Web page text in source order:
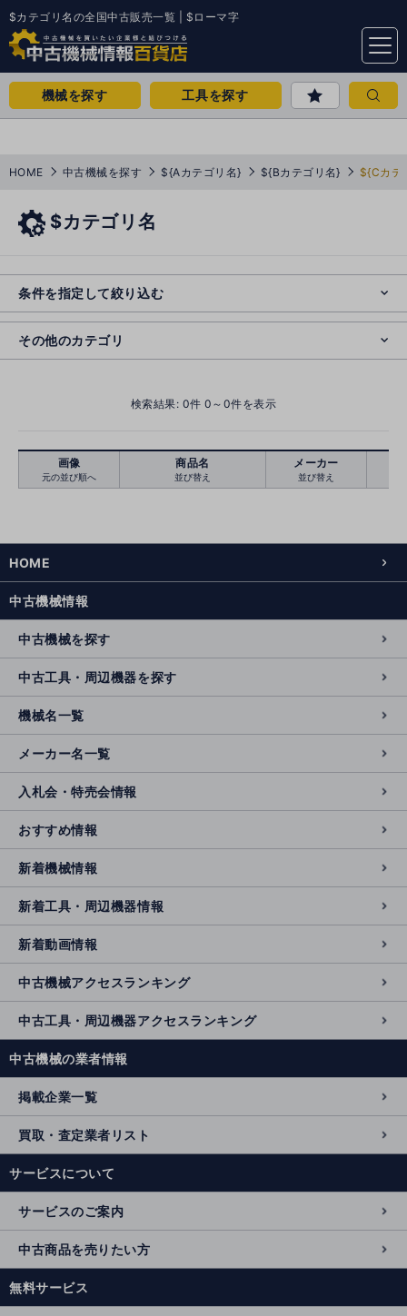
$カテゴリ名の全国中古販売一覧 | $ローマ字
menu
機械を探す 工具を探す
HOME 中古機械を探す ${Aカテゴリ名} ${Bカテゴリ名} ${Cカテ
$カテゴリ名
条件を指定して絞り込む
絞り込む クリア
その他のカテゴリ
o
s
e
検索結果: 0件 0～0件を表示
画像
元の並び順へ
商品名
並び替え
メーカー
並び替え
HOME
中古機械情報
中古機械を探す
中古工具・周辺機器を探す
機械名一覧
メーカー名一覧
入札会・特売会情報
おすすめ情報
新着機械情報
新着工具・周辺機器情報
新着動画情報
中古機械アクセスランキング
中古工具・周辺機器アクセスランキング
中古機械の業者情報
掲載企業一覧
買取・査定業者リスト
サービスについて
サービスのご案内
中古商品を売りたい方
無料サービス